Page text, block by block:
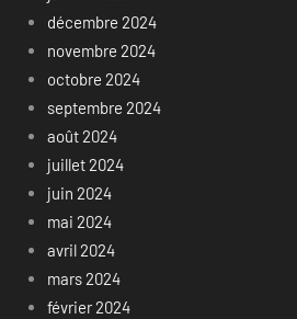
décembre 2024
novembre 2024
octobre 2024
septembre 2024
août 2024
juillet 2024
juin 2024
mai 2024
avril 2024
mars 2024
février 2024